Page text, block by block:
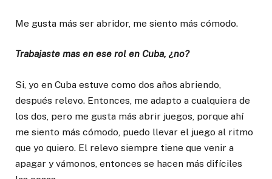
Me gusta más ser abridor, me siento más cómodo.
Trabajaste mas en ese rol en Cuba, ¿no?
Si, yo en Cuba estuve como dos años abriendo,
después relevo. Entonces, me adapto a cualquiera de
los dos, pero me gusta más abrir juegos, porque ahí
me siento más cómodo, puedo llevar el juego al ritmo
que yo quiero. El relevo siempre tiene que venir a
apagar y vámonos, entonces se hacen más difíciles